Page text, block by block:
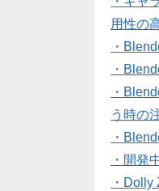
用性の
・
・
・
う時の
・
・開発
・